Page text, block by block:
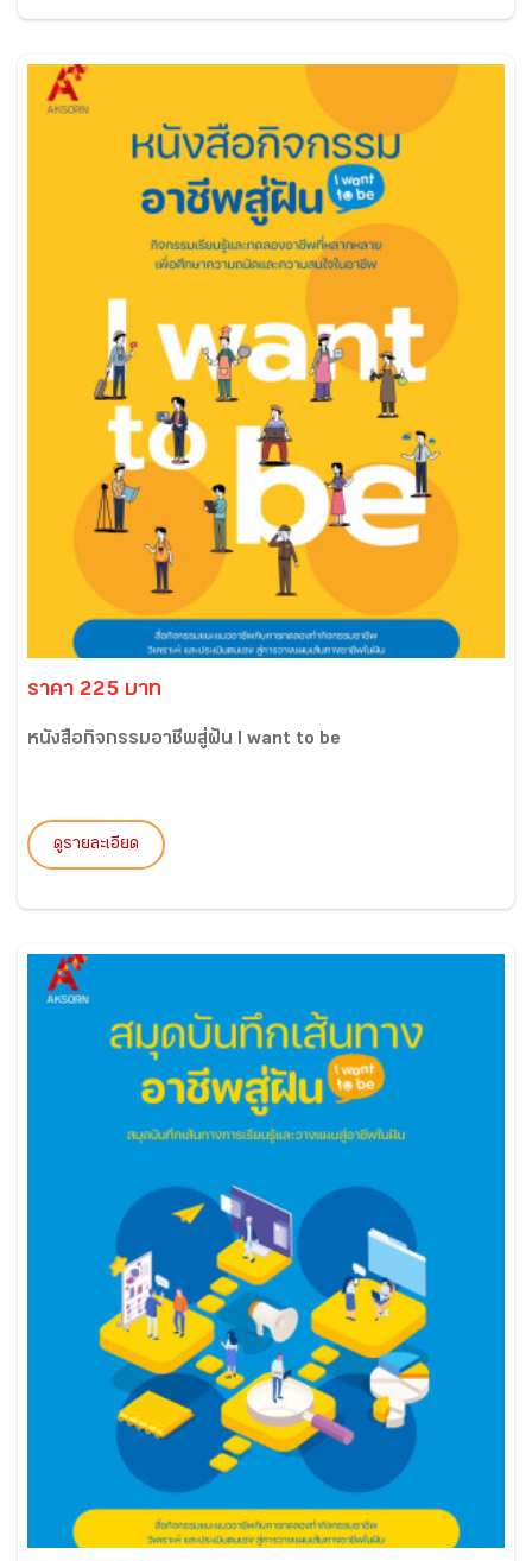
ราคา 225 บาท
หนังสือกิจกรรมอาชีพสู่ฝัน I want to be
ดูรายละเอียด